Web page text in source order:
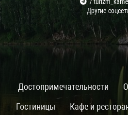
Другие
Достопримечательности
Гостиницы
Кафе и